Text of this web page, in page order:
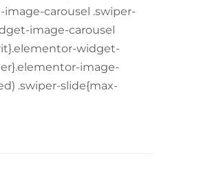
carousel .swiper-
image-carousel
widget-
image-
.swiper-slide{max-